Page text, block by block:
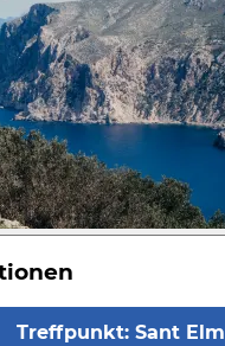
Treffpunkt: Sant Elm